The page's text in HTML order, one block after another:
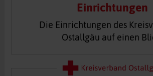
Einrichtungen
Die Einrichtungen des
Ostallgäu auf einen